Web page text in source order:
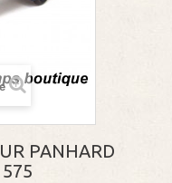
PANHARD